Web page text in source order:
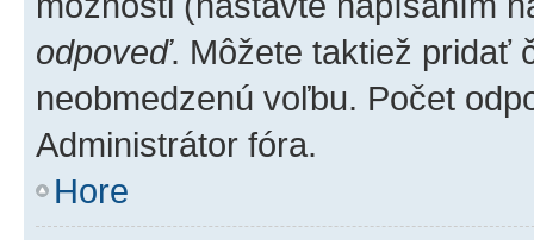
odpoveď. Môžete taktiež pridať
neobmedzenú voľbu. Počet
Administrátor fóra.
Hore